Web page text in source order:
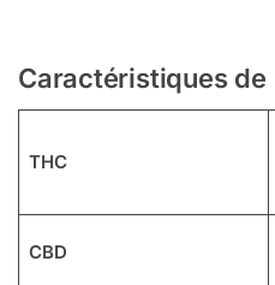
Caractéristiques de
THC
CBD